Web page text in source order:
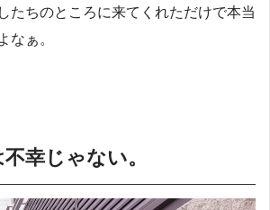
たちのところに来てくれただけで本当
なぁ。
幸じゃない。